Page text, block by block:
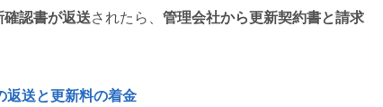
認書が返送されたら、 管理会社から更新契約書と請求
返送と更新料の着金